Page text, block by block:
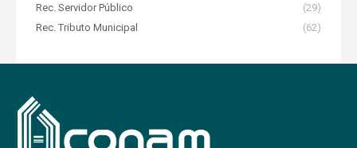
Rec. Servidor Público
(29)
Rec. Tributo Municipal
(62)